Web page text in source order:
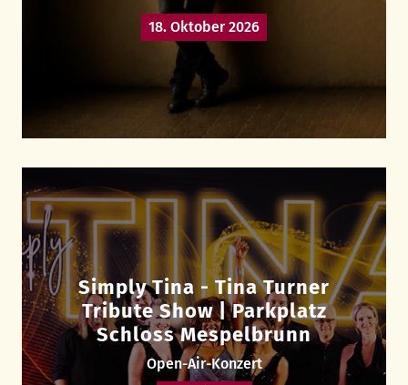
18. Oktober 2026
Simply Tina - Tina Turner
Tribute Show | Parkplatz
Schloss Mespelbrunn
Open-Air-Konzert